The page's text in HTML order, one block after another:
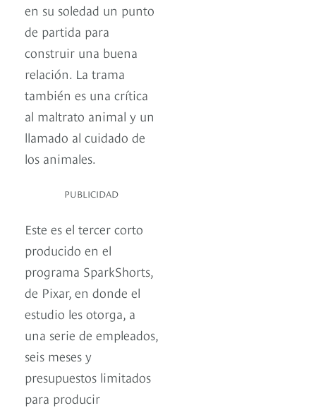
en su soledad un punto
de partida para
construir una buena
relación. La trama
también es una crítica
al maltrato animal y un
llamado al cuidado de
los animales.
PUBLICIDAD
Este es el tercer corto
producido en el
programa SparkShorts,
de Pixar,​ en donde el
estudio les otorga, a
una serie de empleados,
seis meses y
presupuestos limitados
para producir